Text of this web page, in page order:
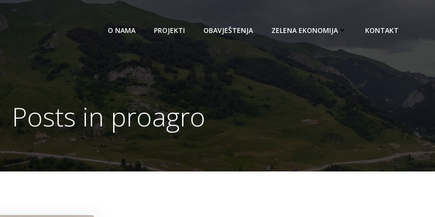
O NAMA PROJEKTI OBAVJEŠTENJA ZELENA EKONOMIJA KONTAKT
Posts in proagro